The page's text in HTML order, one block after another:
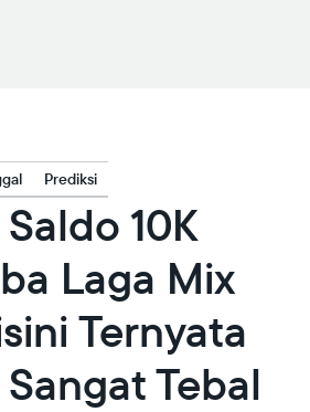
Prediksi
10K
Laga Mix
Ternyata
Tebal